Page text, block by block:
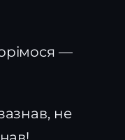
—
не